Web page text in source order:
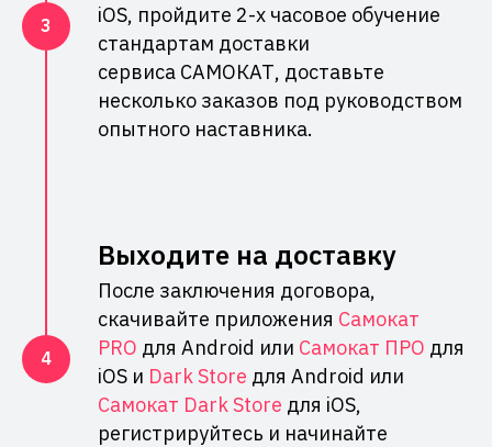
iOS, пройдите 2-х часовое обучение
стандартам доставки
сервиса САМОКАТ, доставьте
несколько заказов под руководством
опытного наставника.
Выходите на доставку
После заключения договора,
скачивайте приложения Самокат
PRO для Android или Самокат ПРО для
iOS и Dark Store для Android или
Самокат Dark Store для iOS,
регистрируйтесь и начинайте